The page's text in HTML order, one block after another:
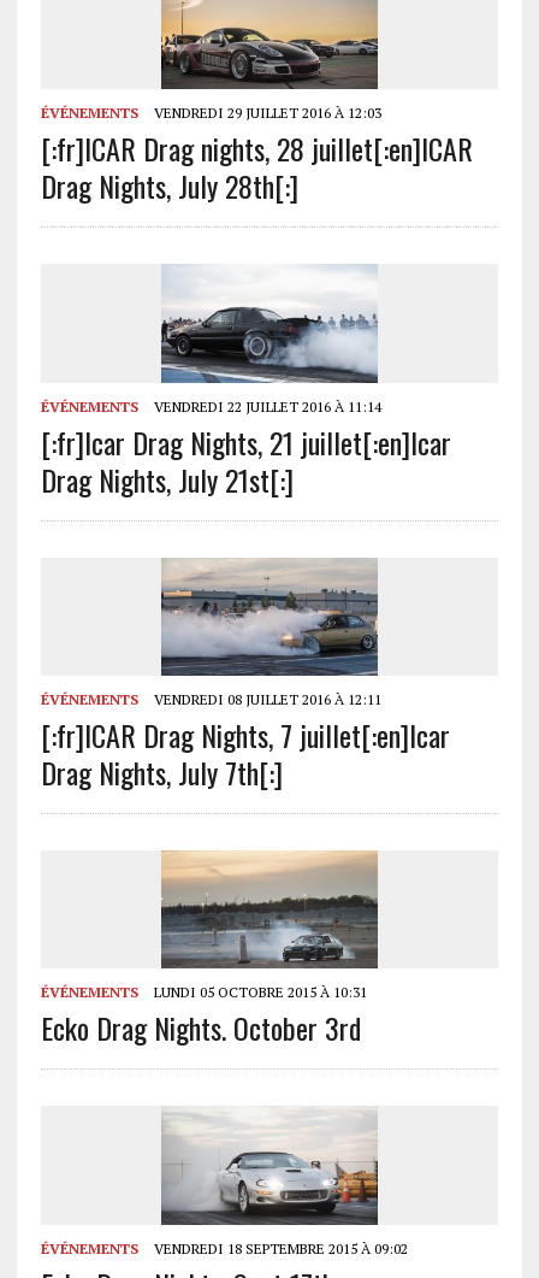
ÉVÉNEMENTS VENDREDI 29 JUILLET 2016 À 12:03
[:fr]ICAR Drag nights, 28 juillet[:en]ICAR
Drag Nights, July 28th[:]
ÉVÉNEMENTS VENDREDI 22 JUILLET 2016 À 11:14
[:fr]Icar Drag Nights, 21 juillet[:en]Icar
Drag Nights, July 21st[:]
ÉVÉNEMENTS VENDREDI 08 JUILLET 2016 À 12:11
[:fr]ICAR Drag Nights, 7 juillet[:en]Icar
Drag Nights, July 7th[:]
ÉVÉNEMENTS LUNDI 05 OCTOBRE 2015 À 10:31
Ecko Drag Nights. October 3rd
ÉVÉNEMENTS VENDREDI 18 SEPTEMBRE 2015 À 09:02